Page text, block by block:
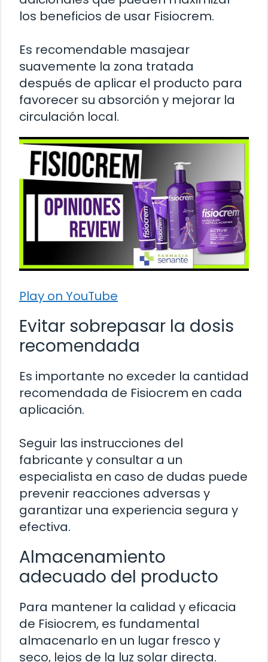
los beneficios de usar Fisiocrem.
Es recomendable masajear
suavemente la zona tratada
después de aplicar el producto para
favorecer su absorción y mejorar la
circulación local.
Play on YouTube
Evitar sobrepasar la dosis
recomendada
Es importante no exceder la cantidad
recomendada de Fisiocrem en cada
aplicación.
Seguir las instrucciones del
fabricante y consultar a un
especialista en caso de dudas puede
prevenir reacciones adversas y
garantizar una experiencia segura y
efectiva.
Almacenamiento
adecuado del producto
Para mantener la calidad y eficacia
de Fisiocrem, es fundamental
almacenarlo en un lugar fresco y
seco, lejos de la luz solar directa.